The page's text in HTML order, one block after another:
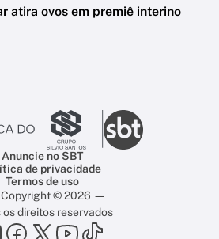
atira ovos em premiê interino
Anuncie no SBT
de privacidade
Termos de uso
Copyright © 2026 —
os direitos reservados